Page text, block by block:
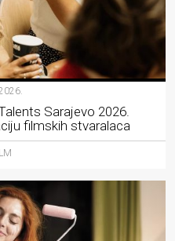
Sarajevo 2026.
filmskih stvaralaca